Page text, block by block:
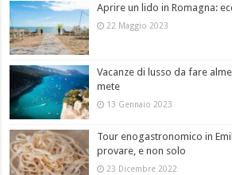
Aprire un lido in Romagna:
22 Maggio 2023
Vacanze di lusso da fare
mete
13 Gennaio 2023
Tour enogastronomico in
provare, e non solo
23 Dicembre 2022